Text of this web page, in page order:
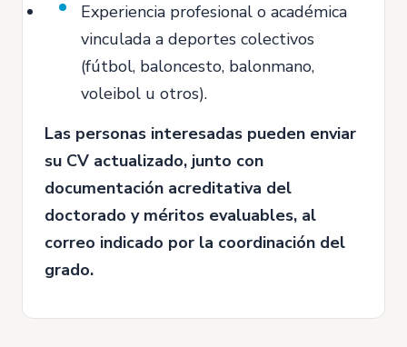
Experiencia profesional o académica
vinculada a deportes colectivos
(fútbol, baloncesto, balonmano,
voleibol u otros).
Las personas interesadas pueden enviar
su CV actualizado, junto con
documentación acreditativa del
doctorado y méritos evaluables, al
correo indicado por la coordinación del
grado.